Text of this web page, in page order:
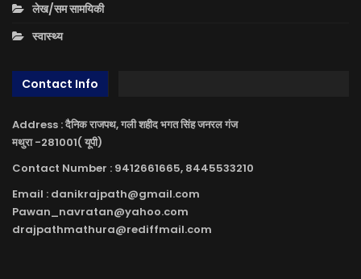
लेख/सम सामयिकी
स्वास्थ्य
Contact Info
Address : दैनिक राजपथ, गली शहीद भगत सिंह जनरल गंज
मथुरा -281001( यूपी)
Contact Number : 9412661665, 8445533210
Email : danikrajpath@gmail.com
Pawan_navratan@yahoo.com
drajpathmathura@rediffmail.com